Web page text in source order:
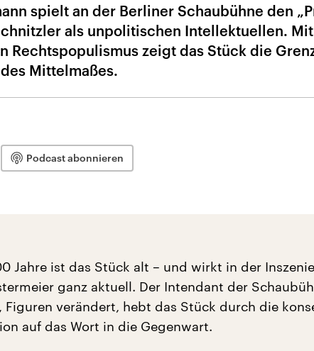
spielt an der Berliner Schaubühne den
als unpolitischen Intellektuellen.
Rechtspopulismus zeigt das Stück die
Mittelmaßes.
Podcast abonnieren
Jahre ist das Stück alt – und wirkt in der
ganz aktuell. Der Intendant der
Figuren verändert, hebt das Stück durch die
auf das Wort in die Gegenwart.